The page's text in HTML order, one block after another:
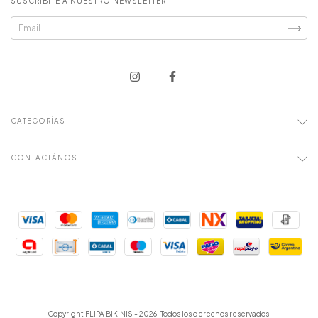
CATEGORÍAS
CONTACTÁNOS
Copyright FLIPA BIKINIS - 2026. Todos los derechos reservados.